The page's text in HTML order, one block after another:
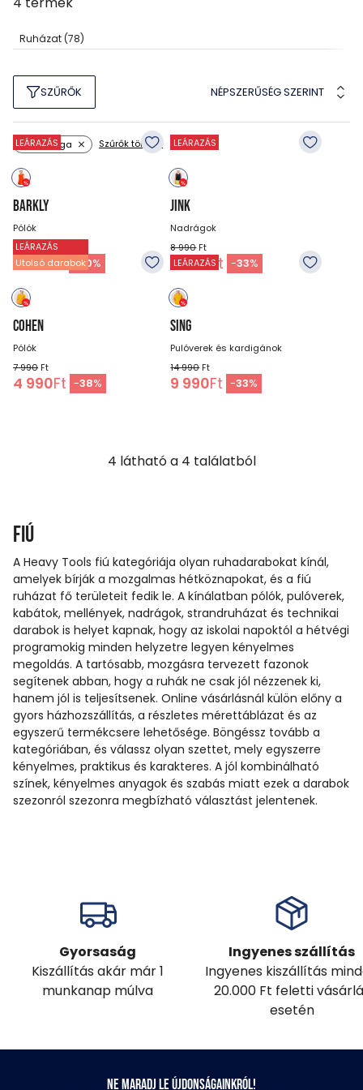
Ruházat(78)
SZŰRŐK NÉPSZERŰSÉG SZERINT
Szín: sárga Szűrők törlése
LEÁRAZÁS
BARKLY
Pólók
4 990Ft
3 990Ft -20%
LEÁRAZÁS
JINK
Nadrágok
8 990Ft
5 990Ft -33%
LEÁRAZÁS
Utolsó darabok
COHEN
Pólók
7 990 Ft
4 990Ft -38%
LEÁRAZÁS
SING
Pulóverek és kardigánok
14 990Ft
9 990Ft -33%
4 látható a 4 találatból
Fiú
A Heavy Tools fiú kategóriája olyan ruhadarabokat kínál,
amelyek bírják a mozgalmas hétköznapokat, és a fiú
ruházat fő területeit fedik le. A kínálatban pólók, pulóverek,
kabátok, mellények, nadrágok, strandruházat és technikai
darabok is helyet kapnak, hogy az iskolai napoktól a hétvégi
programokig minden helyzetre legyen kényelmes
megoldás. A tartósabb, mozgásra tervezett fazonok
segítenek abban, hogy a ruhák ne csak jól nézzenek ki,
hanem jól is teljesítsenek. Online vásárlásnál külön előny a
gyors házhozszállítás, a részletes mérettáblázat és az
egyszerű termékcsere lehetősége. Böngéssz tovább a
kategóriában, és válassz olyan szettet, mely egyszerre
kényelmes, praktikus és karakteres. A jól kombinálható
színek, kényelmes anyagok és szabás miatt ezek a darabok
szezonról szezonra megbízható választást jelentenek.
Gyorsaság
Kiszállítás akár már 1
munkanap múlva
Ingyenes szállítás
Ingyenes kiszállítás
20.000 Ft feletti
esetén
Ne maradj le újdonságainkról!